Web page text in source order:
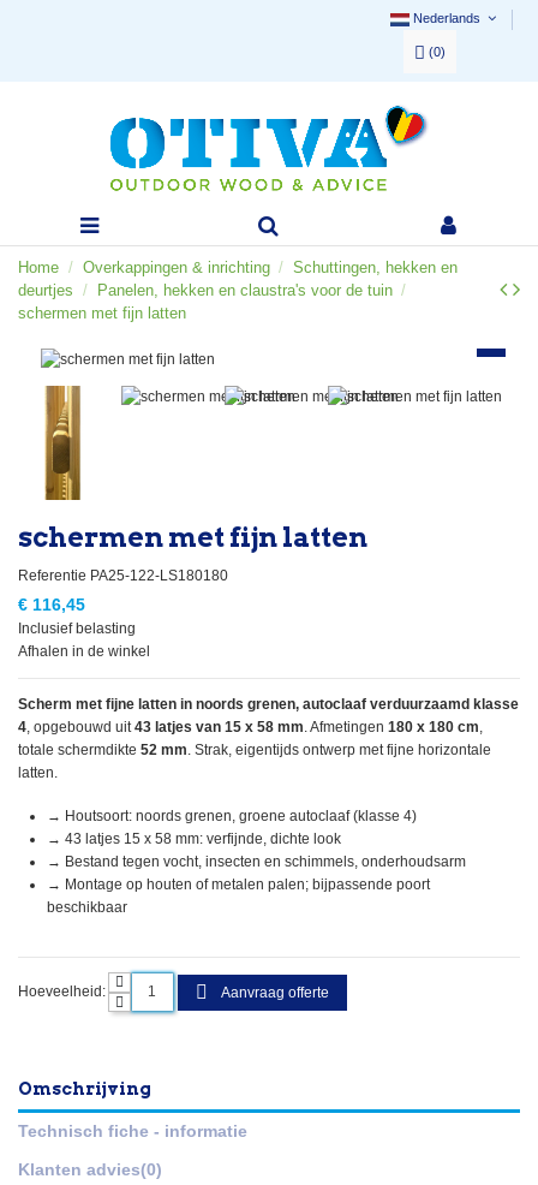
Nederlands
(0)
Home Overkappingen & inrichting
Schuttingen, hekken en
deurtjes
Panelen, hekken en claustra's voor de tuin
schermen met fijn latten
schermen met fijn latten
Referentie PA25-122-LS180180
€ 116,45
Inclusief belasting
Afhalen in de winkel
Scherm met fijne latten in noords grenen, autoclaaf verduurzaamd klasse
4, opgebouwd uit43 latjes van 15 x 58 mm. Afmetingen 180 x 180 cm,
totale schermdikte 52 mm. Strak, eigentijds ontwerp met fijne horizontale
latten.
→ Houtsoort: noords grenen, groene autoclaaf (klasse 4)
→ 43 latjes 15 x 58 mm: verfijnde, dichte look
→ Bestand tegen vocht, insecten en schimmels, onderhoudsarm
→ Montage op houten of metalen palen; bijpassende poort
beschikbaar
Hoeveelheid: Aanvraag offerte
Omschrijving
Technisch fiche - informatie
Klanten advies(0)